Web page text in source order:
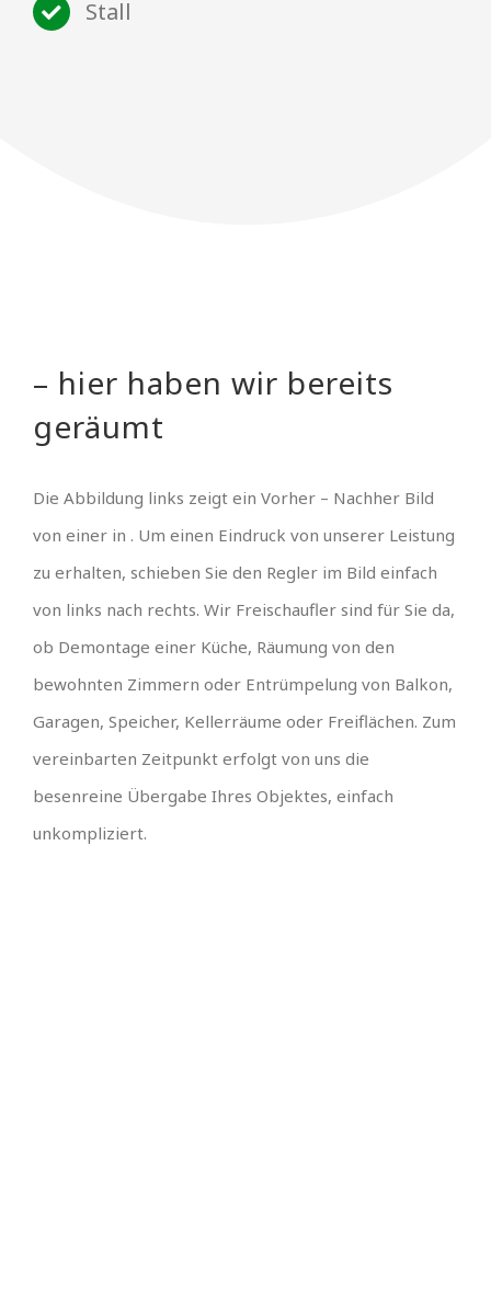
Stall
– hier haben wir bereits
geräumt
Die Abbildung links zeigt ein Vorher – Nachher Bild
von einer in . Um einen Eindruck von unserer Leistung
zu erhalten, schieben Sie den Regler im Bild einfach
von links nach rechts. Wir Freischaufler sind für Sie da,
ob Demontage einer Küche, Räumung von den
bewohnten Zimmern oder Entrümpelung von Balkon,
Garagen, Speicher, Kellerräume oder Freiflächen. Zum
vereinbarten Zeitpunkt erfolgt von uns die
besenreine Übergabe Ihres Objektes, einfach
unkompliziert.